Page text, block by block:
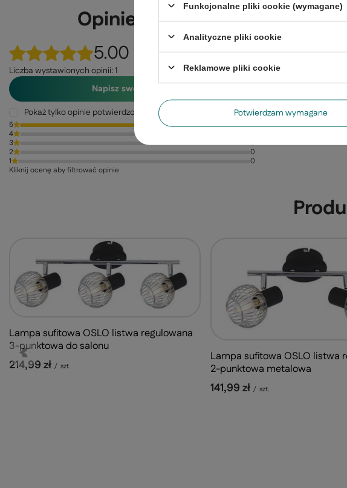
Opinie o Lampa sufitowa
5.00
Liczba wystawionych opinii: 1
Napisz swoją opinię
Pokaż tylko opinie potwierdzone zakupem
5
1
4
3
0
2
0
1
0
Kliknij ocenę aby filtrować opinie
Super
Lampa sufitowa OSLO listwa regulowana
3-punktowa do salonu
214,99 zł / szt.
Lampa sufitowa OSLO listwa
2-punktowa metalowa
141,99 zł / szt.
Funkcjonalne pliki cookie (wymagane)
Analityczne pliki cookie
Reklamowe pliki cookie
Potwierdzam wymagane